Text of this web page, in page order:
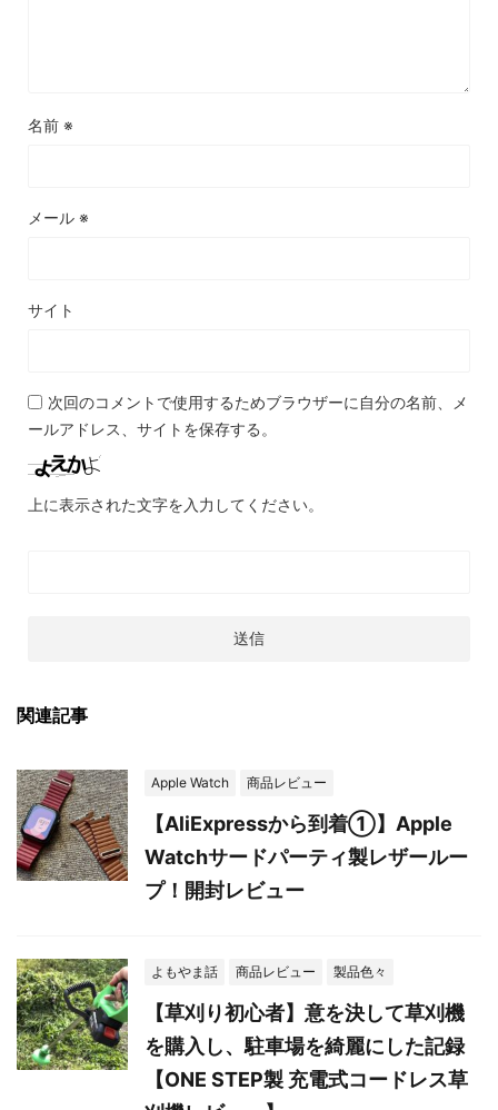
名前 ※
メール ※
サイト
次回のコメントで使用するためブラウザーに自分の名前、メ
ールアドレス、サイトを保存する。
上に表示された文字を入力してください。
関連記事
Apple Watch 商品レビュー
【AliExpressから到着①】Apple
Watchサードパーティ製レザールー
プ！開封レビュー
よもやま話 商品レビュー 製品色々
【草刈り初心者】意を決して草刈機
を購入し、駐車場を綺麗にした記録
【ONE STEP製 充電式コードレス草